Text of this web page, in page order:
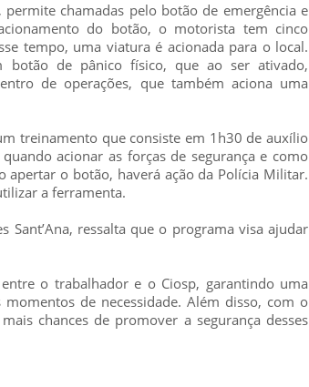
chamadas pelo botão de emergência e
do botão, o motorista tem cinco
tempo, uma viatura é acionada para o local.
botão de pânico físico, que ao ser ativado,
de operações, que também aciona uma
treinamento que consiste em 1h30 de auxílio
acionar as forças de segurança e como
apertar o botão, haverá ação da Polícia Militar.
a ferramenta.
Sant’Ana, ressalta que o programa visa ajudar
o trabalhador e o Ciosp, garantindo uma
de necessidade. Além disso, com o
chances de promover a segurança desses